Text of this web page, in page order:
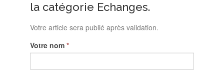
la catégorie Echanges.
Votre article sera publié après validation.
Votre nom *